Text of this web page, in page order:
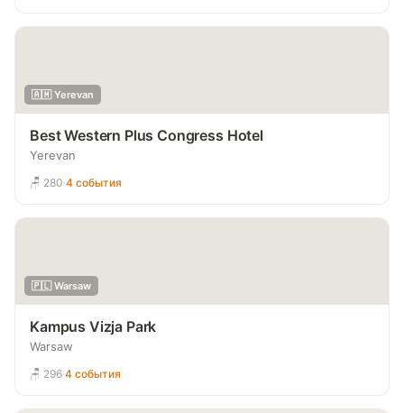
🇦🇲 Yerevan
Best Western Plus Congress Hotel
Yerevan
🪑 280·4 события
🇵🇱 Warsaw
Kampus Vizja Park
Warsaw
🪑 296·4 события